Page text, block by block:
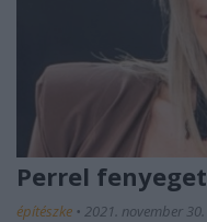
Perrel
építészke • 2021. november 30.